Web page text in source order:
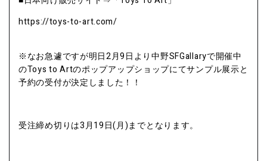
https://toys-to-art.com/
※なお急遽ですが明日2月9日より中野SFGallaryで開催中
のToys to Artのポップアップショップにてサンプル展示と
予約の受付が決定しました！！
受注締め切りは3月19日(月)までとなります。